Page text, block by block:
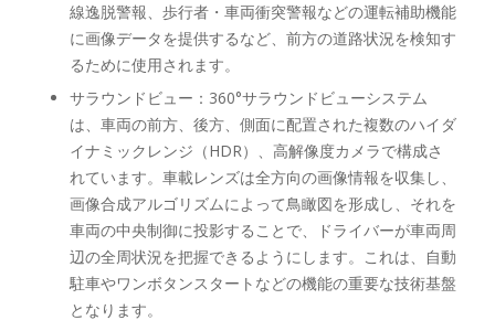
線逸脱警報、歩行者・車両衝突警報などの運転補助機能
に画像データを提供するなど、前方の道路状況を検知す
るために使用されます。
サラウンドビュー：360°サラウンドビューシステム
は、車両の前方、後方、側面に配置された複数のハイダ
イナミックレンジ（HDR）、高解像度カメラで構成さ
れています。車載レンズは全方向の画像情報を収集し、
画像合成アルゴリズムによって鳥瞰図を形成し、それを
車両の中央制御に投影することで、ドライバーが車両周
辺の全周状況を把握できるようにします。これは、自動
駐車やワンボタンスタートなどの機能の重要な技術基盤
となります。